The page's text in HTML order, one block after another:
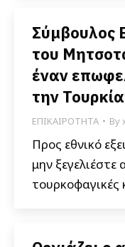
Σύμβουλος
του
έναν
την
ΕΠΙΚΑΙΡΟΤΗΤΑ By
Προς εθνικό
μην